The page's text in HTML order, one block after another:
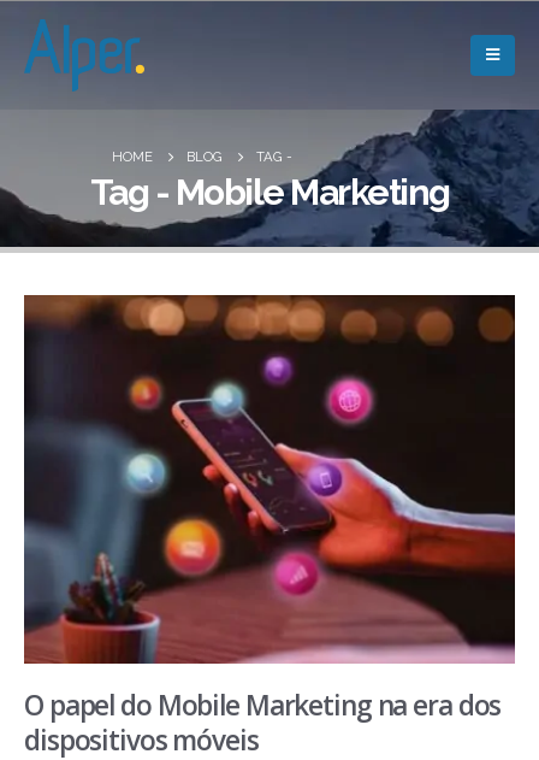
HOME BLOG TAG -
Tag - Mobile Marketing
O papel do Mobile Marketing na era dos
dispositivos móveis